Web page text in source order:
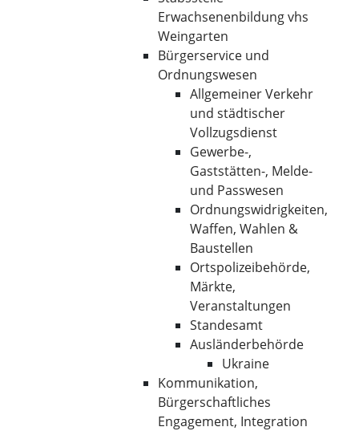
Erwachsenenbildung vhs
Weingarten
Bürgerservice und
Ordnungswesen
Allgemeiner Verkehr
und städtischer
Vollzugsdienst
Gewerbe-,
Gaststätten-, Melde-
und Passwesen
Ordnungswidrigkeiten,
Waffen, Wahlen &
Baustellen
Ortspolizeibehörde,
Märkte,
Veranstaltungen
Standesamt
Ausländerbehörde
Ukraine
Kommunikation,
Bürgerschaftliches
Engagement, Integration